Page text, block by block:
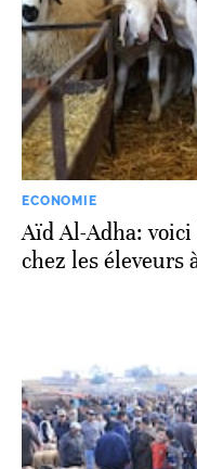
ECONOMIE
Aïd Al-Adha:
chez les éleveurs